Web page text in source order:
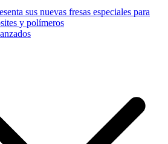
sus nuevas fresas especiales para
y polímeros